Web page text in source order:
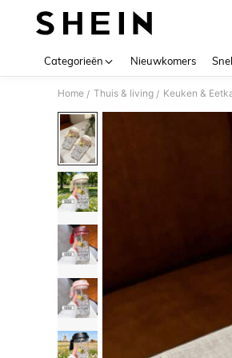
Categorieën Nieuwkomers
Home / Thuis & living / Keuken &